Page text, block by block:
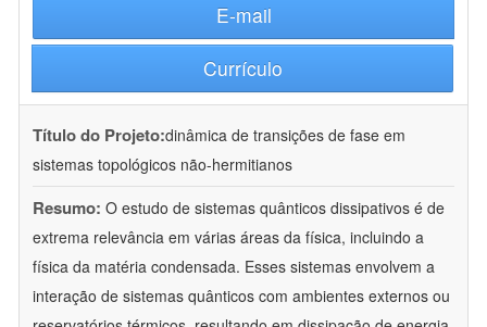
E-mail
Currículo
Título do Projeto:dinâmica de transições de fase em
sistemas topológicos não-hermitianos
Resumo: O estudo de sistemas quânticos dissipativos é de
extrema relevância em várias áreas da física, incluindo a
física da matéria condensada. Esses sistemas envolvem a
interação de sistemas quânticos com ambientes externos ou